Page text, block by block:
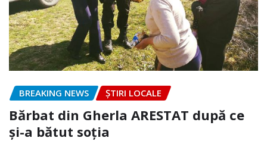
BREAKING NEWS ȘTIRI LOCALE
Bărbat din Gherla ARESTAT după ce
și-a bătut soția